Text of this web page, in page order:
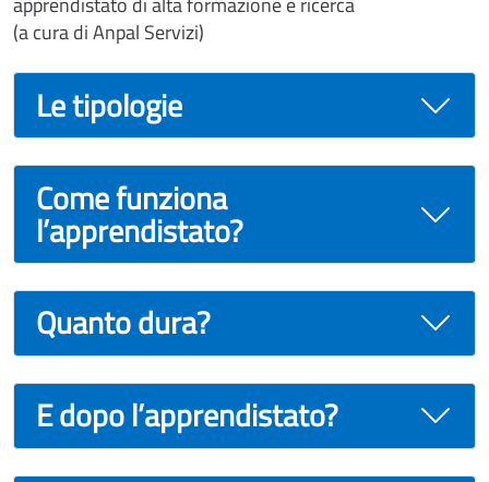
(a cura di Anpal Servizi)
Le tipologie
Come funziona
l’apprendistato?
Quanto dura?
E dopo l’apprendistato?